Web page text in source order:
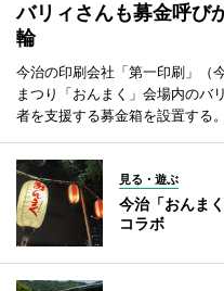
バリィさんも募金呼
輪
今治の印刷会社「第一印刷」（
まつり「おんまく」会場内のバ
者を支援する募金箱を設置する。
見る・遊ぶ
今治「おんま
コラボ